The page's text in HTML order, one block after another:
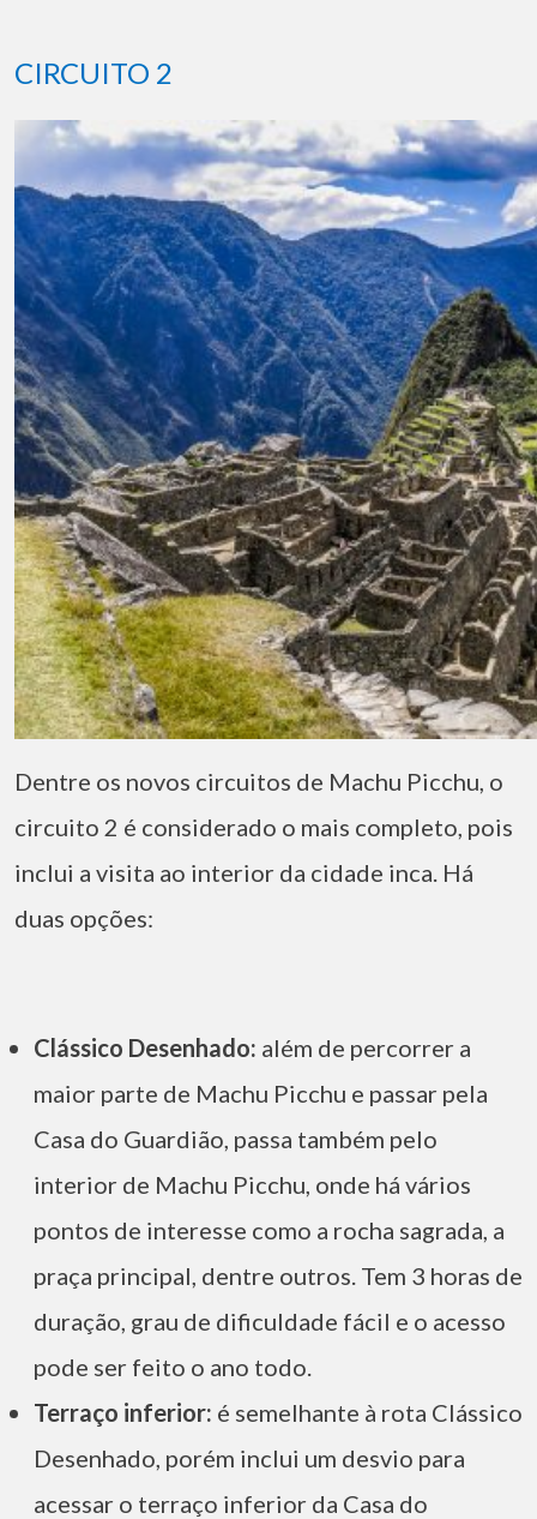
CIRCUITO 2
Dentre os novos circuitos de Machu Picchu, o
circuito 2 é considerado o mais completo, pois
inclui a visita ao interior da cidade inca. Há
duas opções:
Clássico Desenhado: além de percorrer a
maior parte de Machu Picchu e passar pela
Casa do Guardião, passa também pelo
interior de Machu Picchu, onde há vários
pontos de interesse como a rocha sagrada, a
praça principal, dentre outros. Tem 3 horas de
duração, grau de dificuldade fácil e o acesso
pode ser feito o ano todo.
Terraço inferior: é semelhante à rota Clássico
Desenhado, porém inclui um desvio para
acessar o terraço inferior da Casa do